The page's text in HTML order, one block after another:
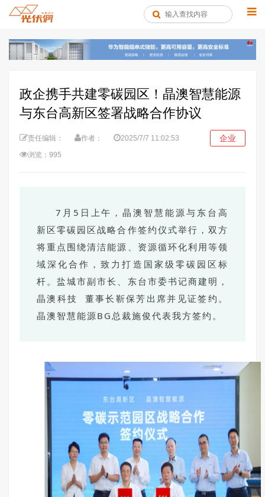
政企携手共建零碳园区！晶澳智慧能源
与东台高新区签署战略合作协议
责任编辑： 作者：
2025/7/7 11:02:53
浏览：995
企业
7月5日上午，晶澳智慧能源与东台高
新区零碳园区战略合作签约仪式举行，双方
将重点围绕清洁能源、资源循环化利用等领
域深化合作，致力打造国家级零碳园区标
杆。盐城市副市长、东台市委书记商建明，
晶澳科技
董事长靳保芳出席并见证签约。
晶澳智慧能源BG总裁施俊代表我方签约。